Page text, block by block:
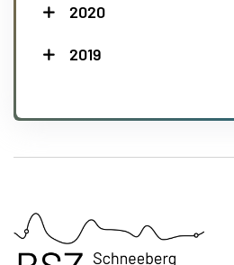
2020
2019